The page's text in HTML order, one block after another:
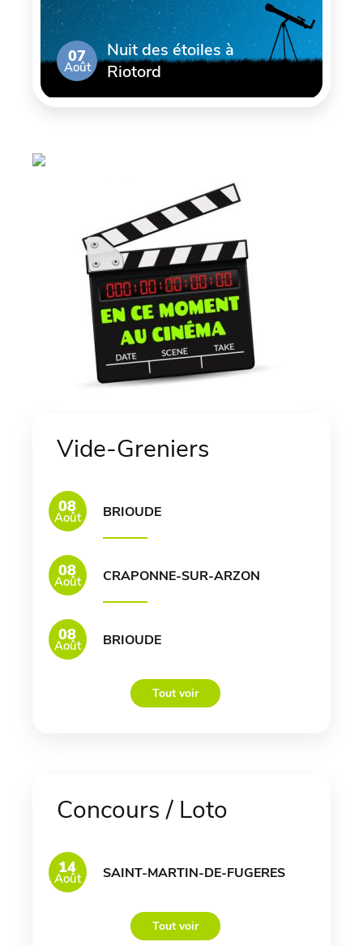
07
Août
Nuit des étoiles à
Riotord
Vide-Greniers
08
Août BRIOUDE
08
Août CRAPONNE-SUR-ARZON
08
Août BRIOUDE
Tout voir
Concours / Loto
14
Août SAINT-MARTIN-DE-FUGERES
Tout voir